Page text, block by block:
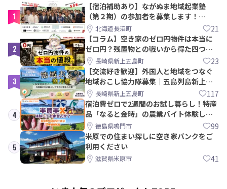
1
【宿泊補助あり】ながぬま地域起業塾
（第２期）の参加者を募集します！
【8/21〆】
北海道長沼町 21
2
【コラム】空き家のゼロ円物件は本当に
ゼロ円？残置物との戦いから得た四つの
教訓｜新上五島町
長崎県新上五島町 23
3
【交流好き歓迎】外国人と地域をつなぐ
地域おこし協力隊募集｜五島列島新上五
島町長崎県新上五島町 117
4
宿泊費ゼロで2週間のお試し暮らし！特産
品「なると金時」の農業バイト体験して
みませんか？
徳島県鳴門市 99
5
米原での住まい探しに空き家バンクをご
利用ください
滋賀県米原市 41